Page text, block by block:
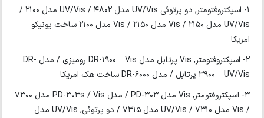
1- اسپکتروفتومتر, دو پرتوئی UV/Vis مدل 4802 / UV/Vis مدل 2100 /
UV/Vis مدل 2150 / Vis مدل 2150 / Vis مدل 2100 ساخت یونیکو
امریکا
2- اسپکتروفتومتر, Vis پرتابل مدل DR-1900 – Vis رومیزی / مدل DR-
3900 – UV/Vis پرتابل / مدل DR-6000 ساخت هک امریکا
3- اسپکتروفتومتر, Vis مدل PD-303 / مدل PD-303s / Vis مدل 7300
/ Vis مدل 7310 / UV/Vis مدل 7315 / دو پرتوئی, UV/Vis مدل